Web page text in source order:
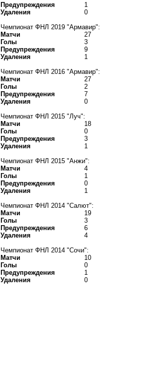
Предупреждения
1
Удаления
0
Чемпионат ФНЛ 2019 "Армавир":
Матчи
27
Голы
3
Предупреждения
9
Удаления
1
Чемпионат ФНЛ 2016 "Армавир":
Матчи
27
Голы
2
Предупреждения
7
Удаления
0
Чемпионат ФНЛ 2015 "Луч":
Матчи
18
Голы
0
Предупреждения
3
Удаления
1
Чемпионат ФНЛ 2015 "Анжи":
Матчи
4
Голы
1
Предупреждения
0
Удаления
1
Чемпионат ФНЛ 2014 "Салют":
Матчи
19
Голы
3
Предупреждения
6
Удаления
4
Чемпионат ФНЛ 2014 "Сочи":
Матчи
10
Голы
0
Предупреждения
1
Удаления
0